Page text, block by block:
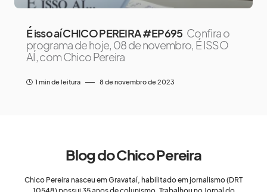
É isso aí CHICO PEREIRA #EP695 Confira o
programa de hoje, 08 de novembro, É ISSO
AÍ, com Chico Pereira
1 min de leitura 8 de novembro de 2023
Blog do Chico Pereira
Chico Pereira nasceu em Gravataí, habilitado em jornalismo (DRT